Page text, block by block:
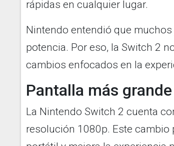
rápidas en cualquier lugar.
Nintendo entendió que
potencia. Por eso, la Switch 2
cambios enfocados en la
Pantalla más
La Nintendo Switch 2 cuenta
resolución 1080p. Este